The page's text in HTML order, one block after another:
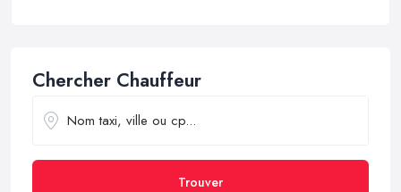
Chercher Chauffeur
Trouver